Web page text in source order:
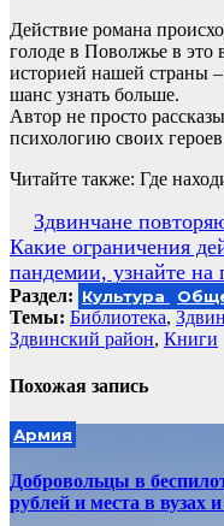
Действие романа
голоде в Поволжье в это
историей нашей страны
шанс узнать больше.
Автор не просто
психологию своих
Читайте также: Где
Навигация
по
записям
Здвинчане
Какие ограничения
пандемии, узнайте на
Раздел: Культура
Темы: Библиотека,
Здвинский район, Книги
Похожая запись
Армия
Добровольцы в
рублей и места в вузах